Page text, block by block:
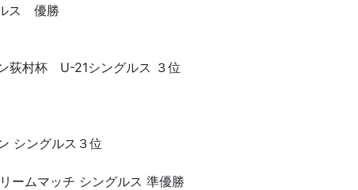
ス 優勝
荻村杯 U-21シングルス ３位
シングルス３位
ームマッチ シングルス 準優勝